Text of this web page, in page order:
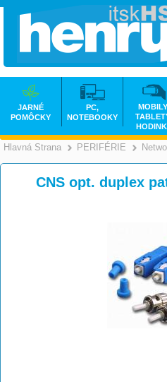
Hlavná Strana >
PERIFÉRIE
CNS opt. duplex
JARNÉ
POMÔCKY
PC,
NOTEBOOKY